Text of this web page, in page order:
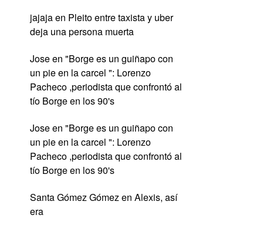
jajajaen Pleito entre taxista y uber
deja una persona muerta
Joseen "Borge es un guiñapo con
un pie en la carcel ": Lorenzo
Pacheco ,periodista que confrontó al
tío Borge en los 90's
Joseen "Borge es un guiñapo con
un pie en la carcel ": Lorenzo
Pacheco ,periodista que confrontó al
tío Borge en los 90's
Santa Gómez Gómezen Alexis, así
era